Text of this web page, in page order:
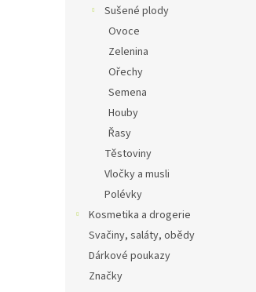
Sušené plody
Ovoce
Zelenina
Ořechy
Semena
Houby
Řasy
Těstoviny
Vločky a musli
Polévky
Kosmetika a drogerie
Svačiny, saláty, obědy
Dárkové poukazy
Značky